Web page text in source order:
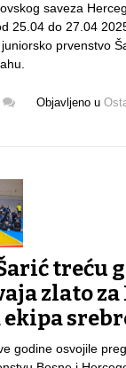
saveza
25.04 do 27.04
prvenstvo
Objavljeno u
treću
zlato
godine osvojile